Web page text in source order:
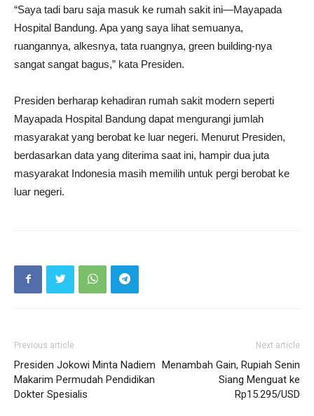
“Saya tadi baru saja masuk ke rumah sakit ini—Mayapada
Hospital Bandung. Apa yang saya lihat semuanya,
ruangannya, alkesnya, tata ruangnya, green building-nya
sangat sangat bagus,” kata Presiden.
Presiden berharap kehadiran rumah sakit modern seperti
Mayapada Hospital Bandung dapat mengurangi jumlah
masyarakat yang berobat ke luar negeri. Menurut Presiden,
berdasarkan data yang diterima saat ini, hampir dua juta
masyarakat Indonesia masih memilih untuk pergi berobat ke
luar negeri.
Previous article
Presiden Jokowi Minta Nadiem
Makarim Permudah Pendidikan
Dokter Spesialis
Next article
Menambah Gain, Rupiah Senin
Siang Menguat ke
Rp15.295/USD